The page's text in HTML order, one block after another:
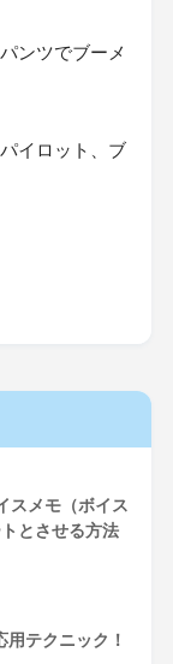
ンツでブーメ
イロット、ブ
スメモ（ボイス
とさせる方法
テクニック！